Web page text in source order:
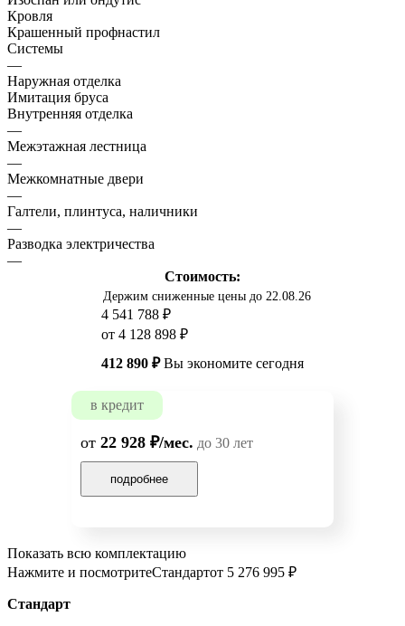
Кровля
Крашенный профнастил
Системы
—
Наружная отделка
Имитация бруса
Внутренняя отделка
—
Межэтажная лестница
—
Межкомнатные двери
—
Галтели, плинтуса, наличники
—
Разводка электричества
—
Стоимость:
Держим сниженные цены до 22.08.26
4 541 788 ₽
от 4 128 898 ₽
412 890 ₽Вы экономите сегодня
в кредит
от 22 928 ₽/мес. до 30 лет
подробнее
Показать всю комплектацию
Нажмите и посмотритеСтандартот 5 276 995 ₽
Стандарт